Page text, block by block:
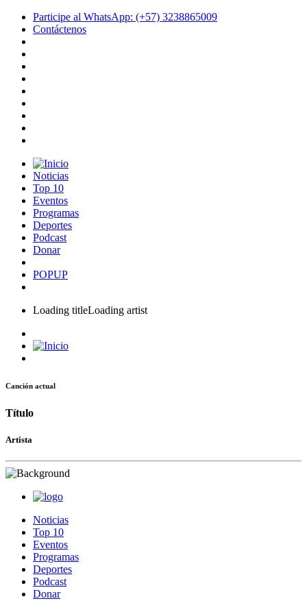
Participe al WhatsApp: (+57) 3238865009
Contáctenos
Noticias
Top 10
Eventos
Programas
Deportes
Podcast
Donar
POPUP
Loading titleLoading artist
Canción actual
Título
Artista
Noticias
Top 10
Eventos
Programas
Deportes
Podcast
Donar